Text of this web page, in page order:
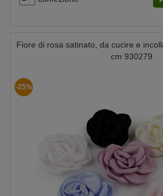
Fiore di rosa satinato, da cucire e
cm 930279
-25%